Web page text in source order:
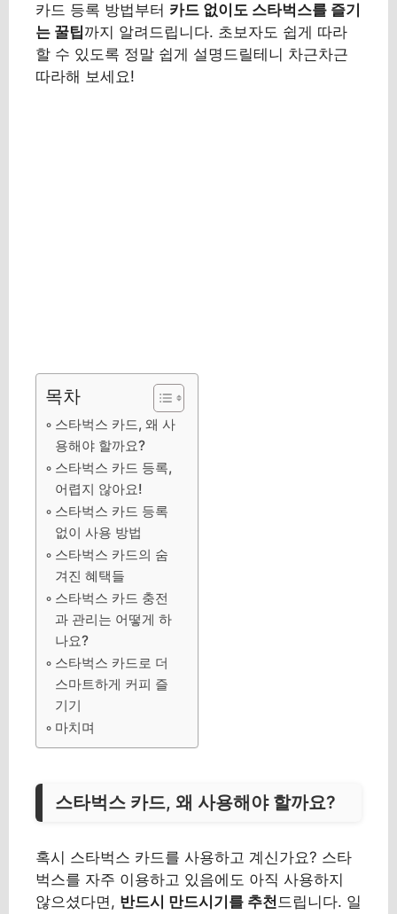
카드 등록 방법부터 카드 없이도 스타벅스를 즐기
는 꿀팁까지 알려드립니다. 초보자도 쉽게 따라
할 수 있도록 정말 쉽게 설명드릴테니 차근차근
따라해 보세요!
목차
스타벅스 카드, 왜 사
용해야 할까요?
스타벅스 카드 등록,
어렵지 않아요!
스타벅스 카드 등록
없이 사용 방법
스타벅스 카드의 숨
겨진 혜택들
스타벅스 카드 충전
과 관리는 어떻게 하
나요?
스타벅스 카드로 더
스마트하게 커피 즐
기기
마치며
스타벅스 카드, 왜 사용해야 할까요?
혹시 스타벅스 카드를 사용하고 계신가요? 스타
벅스를 자주 이용하고 있음에도 아직 사용하지
않으셨다면, 반드시 만드시기를 추천드립니다. 일